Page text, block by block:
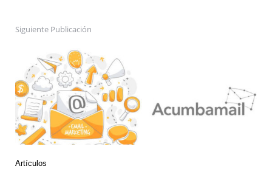
Siguiente Publicación
Artículos